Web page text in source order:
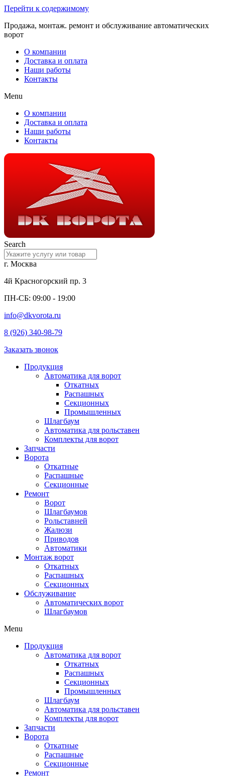
Перейти к содержимому
Продажа, монтаж. ремонт и обслуживание автоматических
ворот
О компании
Доставка и оплата
Наши работы
Контакты
Menu
О компании
Доставка и оплата
Наши работы
Контакты
Search
г. Москва
4й Красногорский пр. 3
ПН-СБ: 09:00 - 19:00
info@dkvorota.ru
8 (926) 340-98-79
Заказать звонок
Продукция
Автоматика для ворот
Откатных
Распашных
Секционных
Промышленных
Шлагбаум
Автоматика для рольставен
Комплекты для ворот
Запчасти
Ворота
Откатные
Распашные
Секционные
Ремонт
Ворот
Шлагбаумов
Рольставней
Жалюзи
Приводов
Автоматики
Монтаж ворот
Откатных
Распашных
Секционных
Обслуживание
Автоматических ворот
Шлагбаумов
Menu
Продукция
Автоматика для ворот
Откатных
Распашных
Секционных
Промышленных
Шлагбаум
Автоматика для рольставен
Комплекты для ворот
Запчасти
Ворота
Откатные
Распашные
Секционные
Ремонт